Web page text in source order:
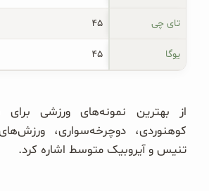
تای چی ۴۵
یوگا ۴۵
از بهترین نمونه‌های ورزشی
کوهنوردی، دوچرخه‌سواری،
تنیس و آیروبیک متوسط اشاره کرد.